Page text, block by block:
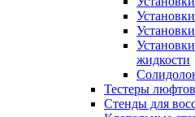
жидкости
Тестеры
Стенды для